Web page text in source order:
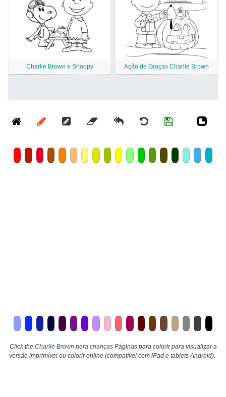
Charlie Brown e Snoopy Ação de Graças Charlie Brown
Click the Charlie Brown para criançasPáginas para colorir para visualizar a
versão imprimível ou colorir online (compatível com iPad e tablets Android).